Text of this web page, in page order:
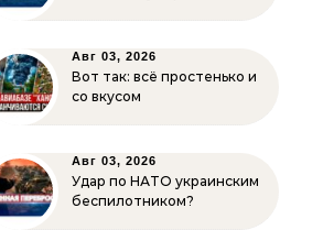
Авг 03, 2026
Вот так: всё простенько и
со вкусом
Авг 03, 2026
Удар по НАТО украинским
беспилотником?